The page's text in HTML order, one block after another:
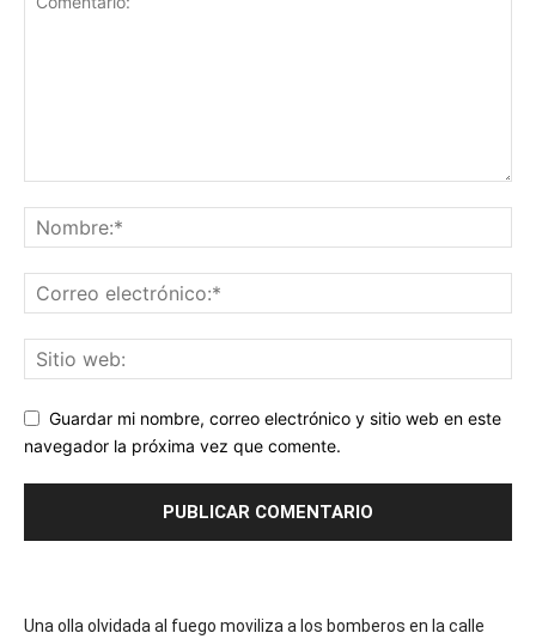
Guardar mi nombre, correo electrónico y sitio web en este
navegador la próxima vez que comente.
Una olla olvidada al fuego moviliza a los bomberos en la calle